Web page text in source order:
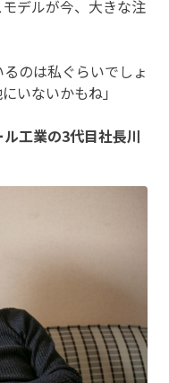
デルが今、大きな注
のは私ぐらいでしょ
いないかもね」
工業の3代目社長川